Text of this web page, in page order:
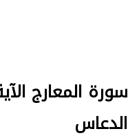
الدعاس